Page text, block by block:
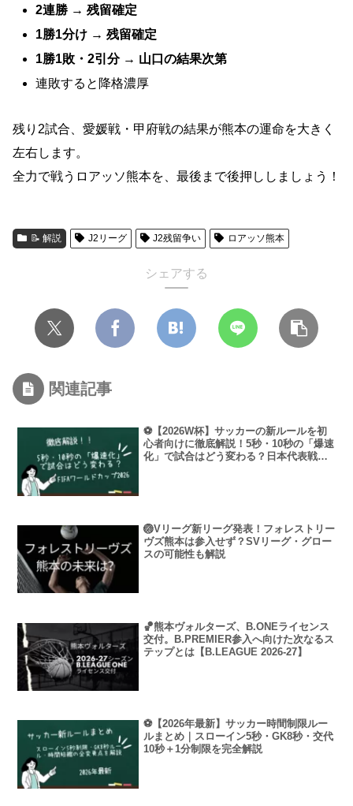
2連勝 → 残留確定
1勝1分け → 残留確定
1勝1敗・2引分 → 山口の結果次第
連敗すると降格濃厚
残り2試合、愛媛戦・甲府戦の結果が熊本の運命を大きく
左右します。
全力で戦うロアッソ熊本を、最後まで後押ししましょう！
📝 解説 J2リーグ J2残留争い ロアッソ熊本
シェアする
関連記事
⚽【2026W杯】サッカーの新ルールを初
心者向けに徹底解説！5秒・10秒の「爆速
化」で試合はどう変わる？日本代表戦の
🏐Vリーグ新リーグ発表！フォレストリー
ヴズ熊本は参入せず？SVリーグ・グロー
スの可能性も解説
🏀熊本ヴォルターズ、B.ONEライセンス
交付。B.PREMIER参入へ向けた次なるス
テップとは【B.LEAGUE 2026-27】
⚽【2026年最新】サッカー時間制限ルー
ルまとめ｜スローイン5秒・GK8秒・交代
10秒＋1分制限を完全解説